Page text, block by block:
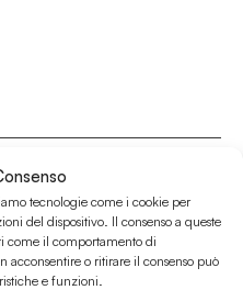
tecnologie come i cookie per
del dispositivo. Il consenso a queste
come il comportamento di
acconsentire o ritirare il consenso può
e funzioni.